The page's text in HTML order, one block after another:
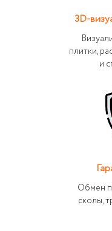
3D-
плитки,
и
Обмен
сколы,